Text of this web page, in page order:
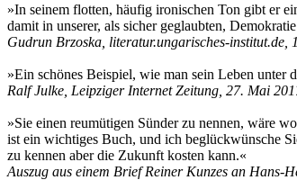
»In seinem flotten, häufig ironischen Ton gibt er
damit in unserer, als sicher geglaubten,
Gudrun Brzoska, literatur.ungarisches-institut.de,
»Ein schönes Beispiel, wie man sein Leben unter
Ralf Julke, Leipziger Internet Zeitung, 27. Mai
»Sie einen reumütigen Sünder zu nennen, wäre
ist ein wichtiges Buch, und ich beglückwünsche
zu kennen aber die Zukunft kosten kann.«
Auszug aus einem Brief Reiner Kunzes an Hans-